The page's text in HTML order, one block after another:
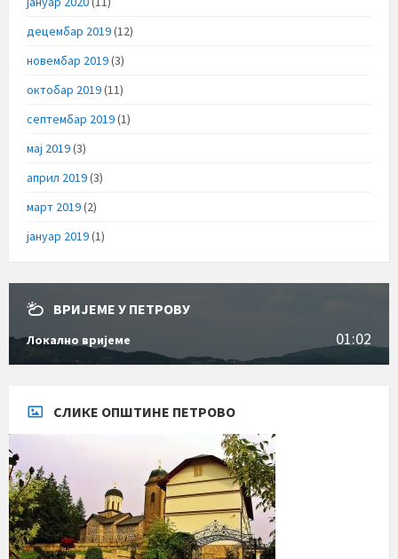
децембар 2019(12)
новембар 2019(3)
октобар 2019(11)
септембар 2019(1)
мај 2019(3)
април 2019(3)
март 2019(2)
јануар 2019(1)
ВРИЈЕМЕ У ПЕТРОВУ
Локално вријеме 01:02
СЛИКЕ ОПШТИНЕ ПЕТРОВО